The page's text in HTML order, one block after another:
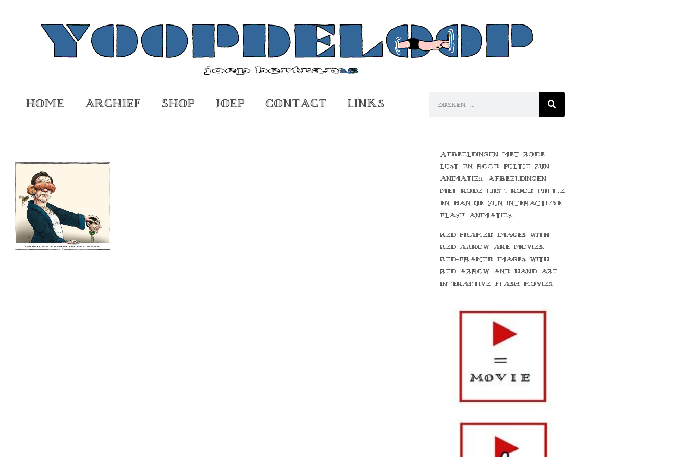
Home Archief Shop Joep Contact Links
Afbeeldingen met rode
lijst en rood pijltje zijn
animaties. Afbeeldingen
met rode lijst, rood pijltje
en handje zijn interactieve
flash animaties.
Red-framed images with
red arrow are movies.
Red-framed images with
red arrow and hand are
interactive flash movies.